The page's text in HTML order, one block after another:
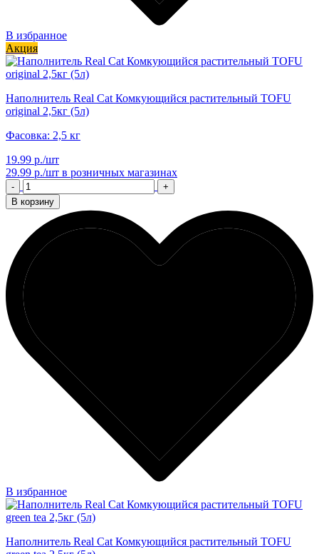
В избранное
Акция
Наполнитель Real Cat Комкующийся растительный TOFU
original 2,5кг (5л)
Фасовка: 2,5 кг
19.99 р./шт
29.99 р./шт в розничных магазинах
-
+
В корзину
В избранное
Наполнитель Real Cat Комкующийся растительный TOFU